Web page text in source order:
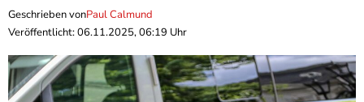
Geschrieben vonPaul Calmund
Veröffentlicht: 06.11.2025, 06:19 Uhr